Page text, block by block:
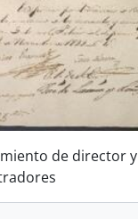
de director y